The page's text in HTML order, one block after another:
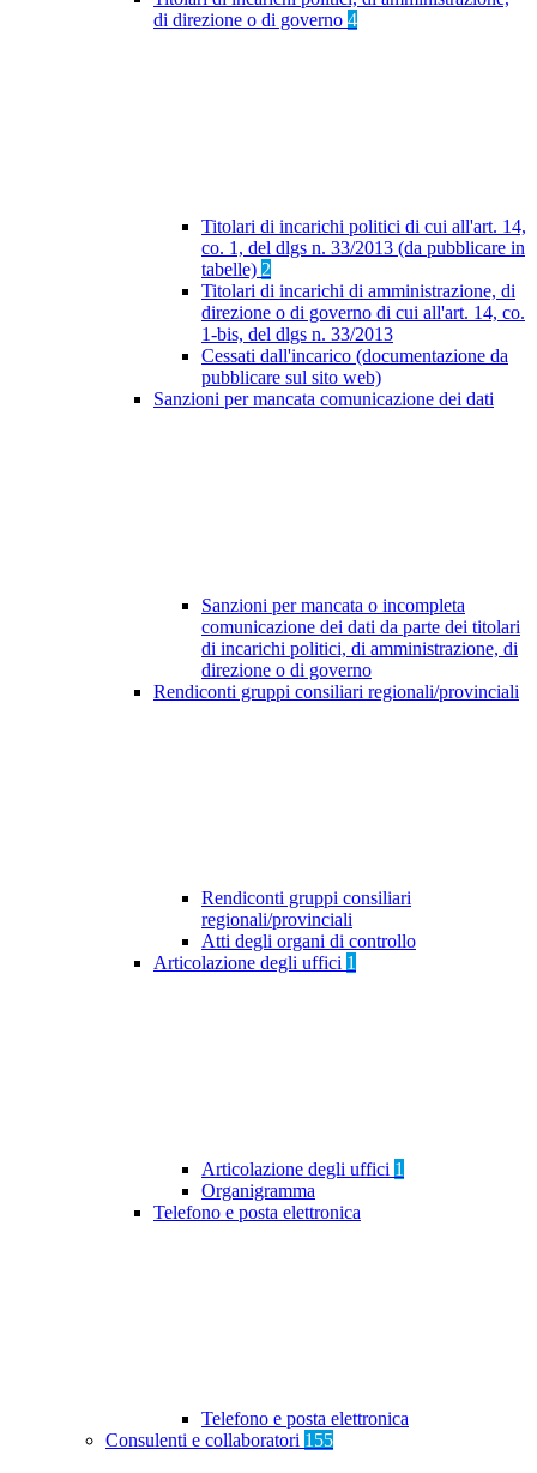
di direzione o di governo 4
Titolari di incarichi politici di cui all'art. 14,
co. 1, del dlgs n. 33/2013 (da pubblicare in
tabelle) 2
Titolari di incarichi di amministrazione, di
direzione o di governo di cui all'art. 14, co.
1-bis, del dlgs n. 33/2013
Cessati dall'incarico (documentazione da
pubblicare sul sito web)
Sanzioni per mancata comunicazione dei dati
Sanzioni per mancata o incompleta
comunicazione dei dati da parte dei titolari
di incarichi politici, di amministrazione, di
direzione o di governo
Rendiconti gruppi consiliari regionali/provinciali
Rendiconti gruppi consiliari
regionali/provinciali
Atti degli organi di controllo
Articolazione degli uffici 1
Articolazione degli uffici 1
Organigramma
Telefono e posta elettronica
Telefono e posta elettronica
Consulenti e collaboratori 155